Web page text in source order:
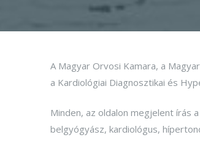
A Magyar Orvosi Kamara, a
a Kardiológiai Diagnosztikai és
Minden, az oldalon megjelent írás
belgyógyász, kardiológus,